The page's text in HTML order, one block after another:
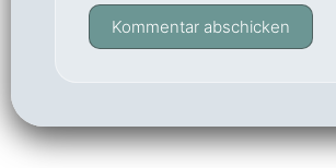
Kommentar abschicken